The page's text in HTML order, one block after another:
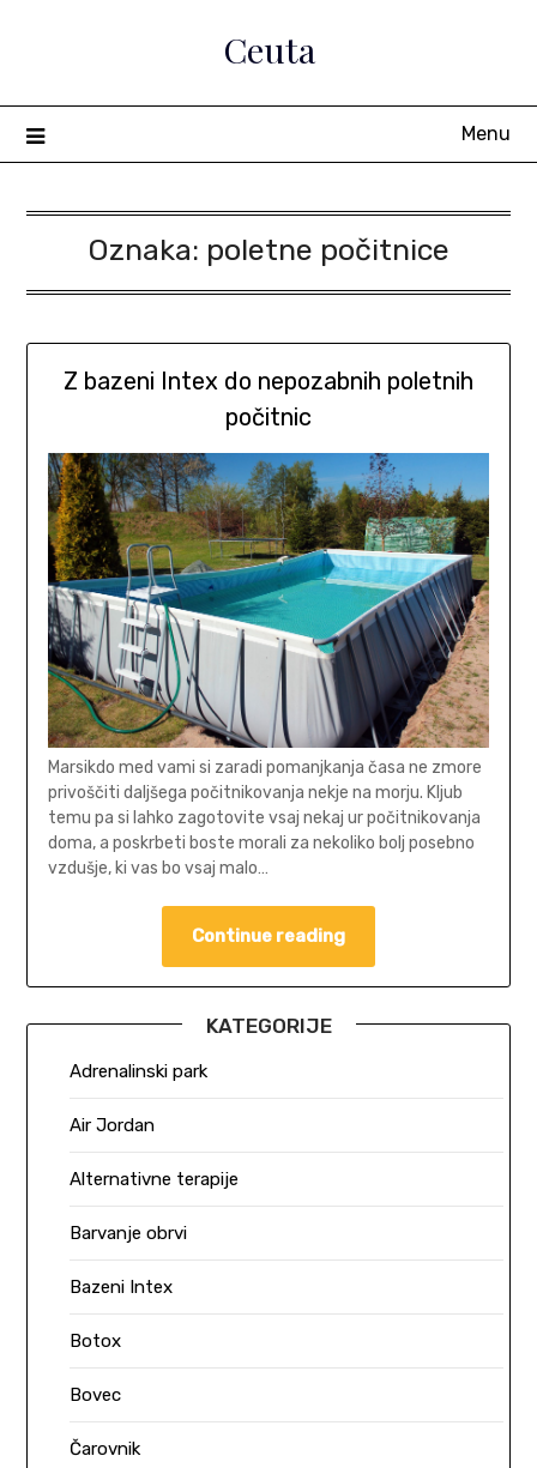
Ceuta
Menu
Oznaka: poletne počitnice
Z bazeni Intex do nepozabnih poletnih
počitnic
Marsikdo med vami si zaradi pomanjkanja časa ne zmore
privoščiti daljšega počitnikovanja nekje na morju. Kljub
temu pa si lahko zagotovite vsaj nekaj ur počitnikovanja
doma, a poskrbeti boste morali za nekoliko bolj posebno
vzdušje, ki vas bo vsaj malo…
Continue reading
KATEGORIJE
Adrenalinski park
Air Jordan
Alternativne terapije
Barvanje obrvi
Bazeni Intex
Botox
Bovec
Čarovnik